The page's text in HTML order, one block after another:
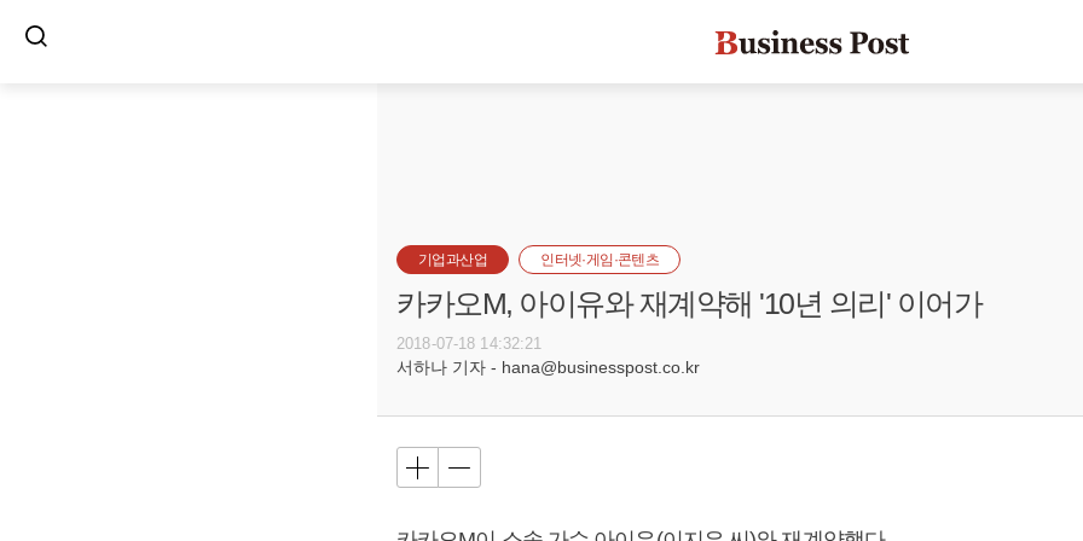
기업과산업 인터넷·게임·콘텐츠
카카오M, 아이유와 재계약해 '10년 의리' 이어가
2018-07-18 14:32:21
서하나 기자 - hana@businesspost.co.kr